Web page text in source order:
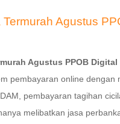
Agustus
Agustus PPOB Digital
pembayaran online
pembayaran tagihan
melibatkan jasa